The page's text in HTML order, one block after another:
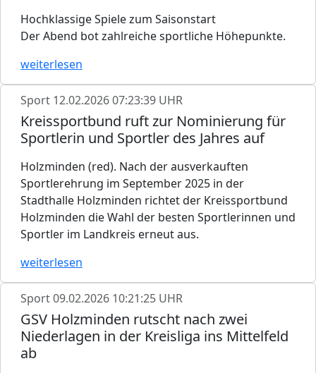
Hochklassige Spiele zum Saisonstart
Der Abend bot zahlreiche sportliche Höhepunkte.
weiterlesen
Sport 12.02.2026 07:23:39 UHR
Kreissportbund ruft zur Nominierung für
Sportlerin und Sportler des Jahres auf
Holzminden (red). Nach der ausverkauften
Sportlerehrung im September 2025 in der
Stadthalle Holzminden richtet der Kreissportbund
Holzminden die Wahl der besten Sportlerinnen und
Sportler im Landkreis erneut aus.
weiterlesen
Sport09.02.2026 10:21:25 UHR
GSV Holzminden rutscht nach zwei
Niederlagen in der Kreisliga ins Mittelfeld
ab